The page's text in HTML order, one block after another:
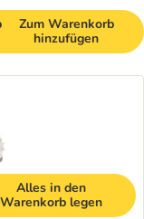
Zum Warenkorb
hinzufügen
Alles in den
Warenkorb legen